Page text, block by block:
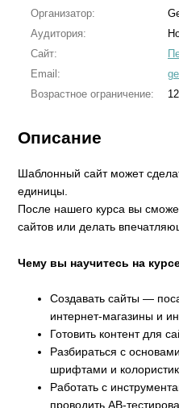
Организатор:
Аудитория:
Сайт:
Email:
Возрастное ограничение:
Описание
Шаблонный сайт может
единицы.
После нашего курса вы
сайтов или делать
Чему вы научитесь на
Создавать сайты —
интернет-магазины и
Готовить контент для
Разбираться с
шрифтами и
Работать с
проводить AB-